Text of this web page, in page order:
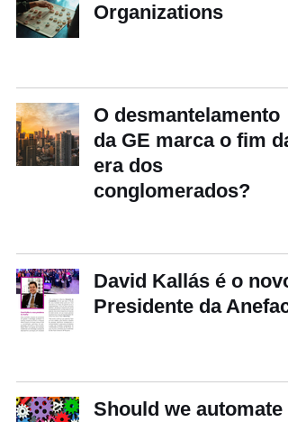
Organizations
O desmantelamento
da GE marca o fim da
era dos
conglomerados?
David Kallás é o novo
Presidente da Anefac
Should we automate